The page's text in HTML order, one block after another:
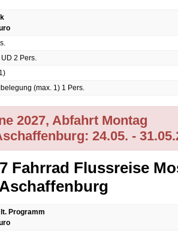
2 Pers.
(max. 1) 1 Pers.
2027, Abfahrt Montag
24.05. -
Fahrrad Flussreise
Programm